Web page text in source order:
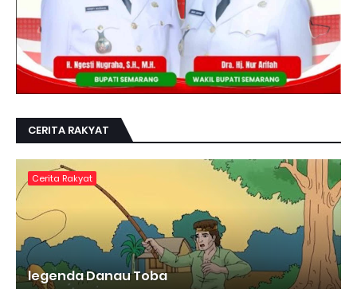
CERITA RAKYAT
Cerita Rakyat
legenda Danau Toba